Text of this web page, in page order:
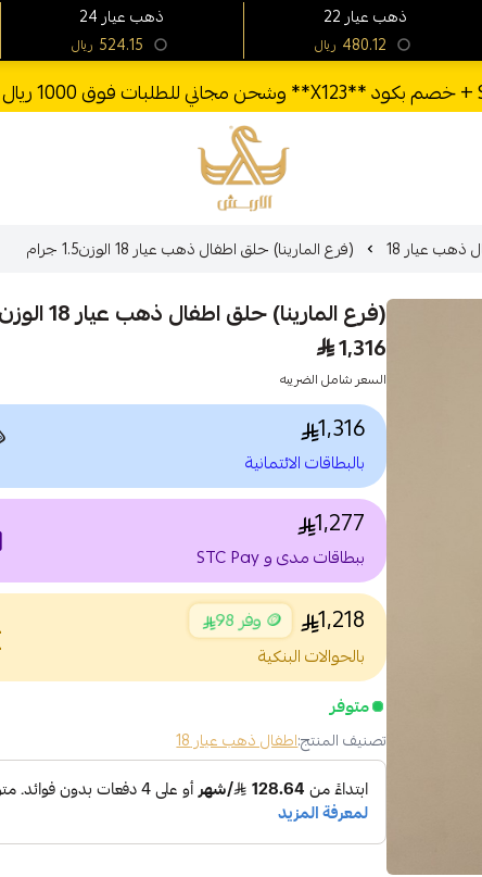
الأربش للذهب
ذهب عيار 18 (فرع المارينا) حلق اطفال ذهب عيار 18 الوزن1.5 جرام
(فرع المارينا) حلق اطفال ذهب عيار 18 الوزن1.5 جرام
1,316
السعر شامل الضريبه
1,316
بالبطاقات الائتمانية
1,277
ببطاقات مدى و STC Pay
1,218 🪙 وفر 98
بالحوالات البنكية
متوفر
تصنيف المنتج:اطفال ذهب عيار 18
24 ذهب عيار
ريال 524.15
22 ذهب عيار
ريال 480.12